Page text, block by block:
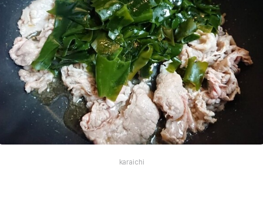
karaichi